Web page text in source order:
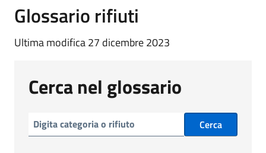
Glossario rifiuti
Ultima modifica 27 dicembre 2023
Cerca nel glossario
Cerca